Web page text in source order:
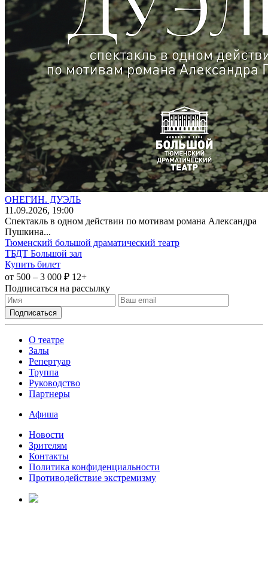
ОНЕГИН. ДУЭЛЬ
11 .09.2026, 19:00
Спектакль в одном действии по мотивам романа Александра
Пушкина...
Тюменский большой драматический театр
ТБДТ Большой зал
Купить билет
от 500 – 3 000 ₽ 12+
Подписаться на рассылку
О театре
Залы
Репертуар
Труппа
Руководство
Партнеры
Афиша
Новости
Зрителям
Контакты
Политика конфиденциальности
Противодействие экстремизму